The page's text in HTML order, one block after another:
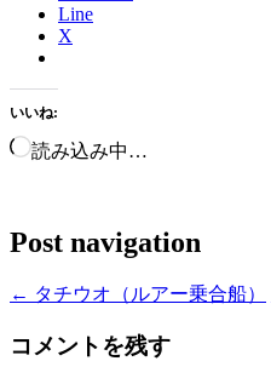
Line
X
いいね:
読み込み中…
Post navigation
← タチウオ（ルアー乗合船）
コメントを残す